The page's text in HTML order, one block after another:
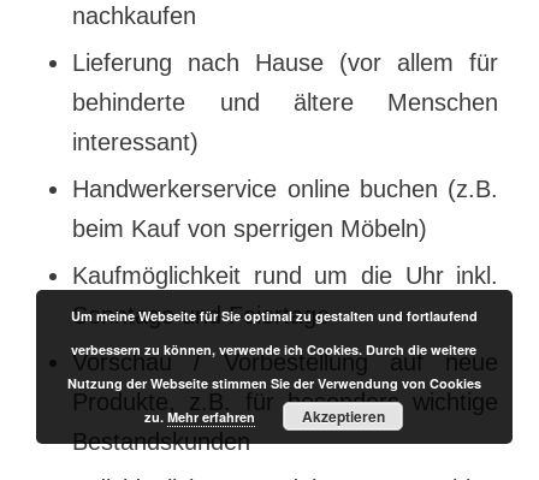
nachkaufen
Lieferung nach Hause (vor allem für
behinderte und ältere Menschen
interessant)
Handwerkerservice online buchen (z.B.
beim Kauf von sperrigen Möbeln)
Kaufmöglichkeit rund um die Uhr inkl.
Sonntage und Feiertage
Vorschau / Vorbestellung auf neue
Produkte, z.B. für besonders wichtige
Bestandskunden
Um meine Webseite für Sie optimal zu gestalten und fortlaufend
verbessern zu können, verwende ich Cookies. Durch die weitere
Nutzung der Webseite stimmen Sie der Verwendung von Cookies
zu.Mehr erfahren Akzeptieren